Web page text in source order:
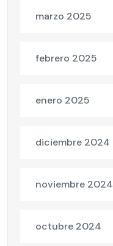
marzo 2025
febrero 2025
enero 2025
diciembre 2024
noviembre 2024
octubre 2024